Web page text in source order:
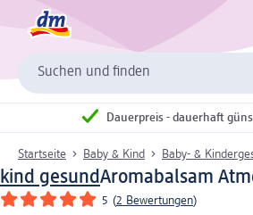
Suchen und finden
Dauerpreis - dauerhaft
Startseite Baby & Kind Baby- &
kind gesundAromabalsam
5 (2 Bewertungen)